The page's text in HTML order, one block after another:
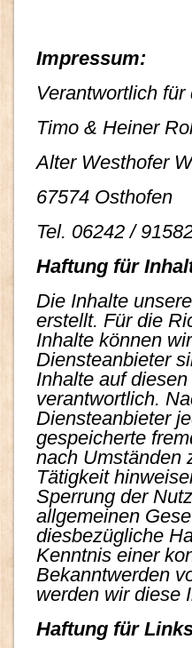
Impressum:
Verantwortlich
Timo & Heiner
Alter Westhofer
67574 Osthofen
Tel. 06242 /
Haftung für
Die Inhalte
erstellt. Für die
Inhalte können
Diensteanbieter
Inhalte auf
verantwortlich.
Diensteanbieter
gespeicherte
nach Umständen
Tätigkeit
Sperrung der
allgemeinen
diesbezügliche
Kenntnis einer
Bekanntwerden
werden wir diese
Haftung für